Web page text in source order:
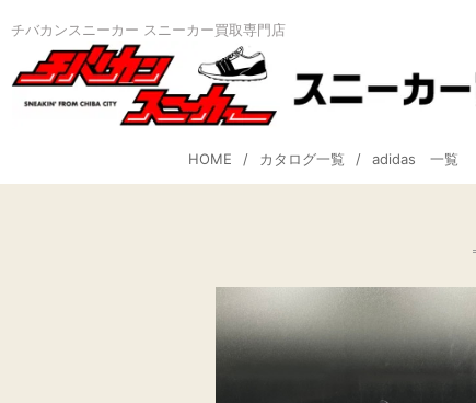
チバカンスニーカー スニーカー買取専門店
HOME カタログ一覧 adidas 一覧